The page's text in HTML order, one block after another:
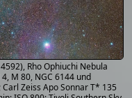
Rho Ophiuchi Nebula
M 80, NGC 6144 und
Zeiss Apo Sonnar T* 135